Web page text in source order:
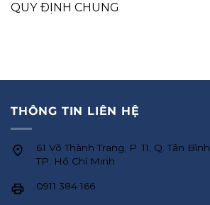
QUY ĐỊNH CHUNG
THÔNG TIN LIÊN HỆ
61 Võ Thành Trang, P. 11, Q. Tân Bình,
TP. Hồ Chí Minh
0911 384 166